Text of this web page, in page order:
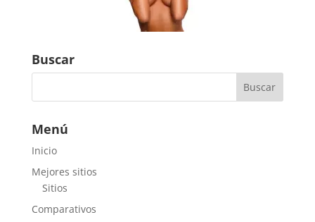
Buscar
Menú
Inicio
Mejores sitios
Sitios
Comparativos